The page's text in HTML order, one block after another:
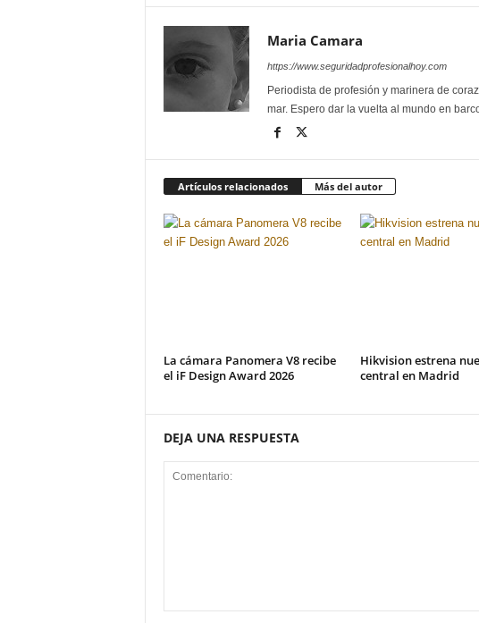
Maria Camara
https://www.seguridadprofesionalhoy.com
Periodista de profesión y marinera de
mar. Espero dar la vuelta al mundo en
Artículos relacionados Más del autor
La cámara Panomera V8 recibe
el iF Design Award 2026
Hikvision estrena
central en Madrid
DEJA UNA RESPUESTA